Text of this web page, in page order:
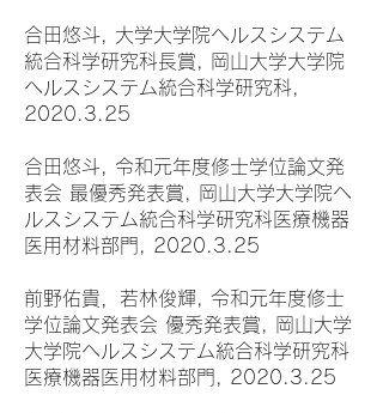
合田悠斗, 大学大学院ヘルスシステム
統合科学研究科長賞, 岡山大学大学院
ヘルスシステム統合科学研究科,
2020.3.25
合田悠斗, 令和元年度修士学位論文発
表会 最優秀発表賞, 岡山大学大学院ヘ
ルスシステム統合科学研究科医療機器
医用材料部門, 2020.3.25
前野佑貴，若林俊輝, 令和元年度修士
学位論文発表会 優秀発表賞, 岡山大学
大学院ヘルスシステム統合科学研究科
医療機器医用材料部門, 2020.3.25